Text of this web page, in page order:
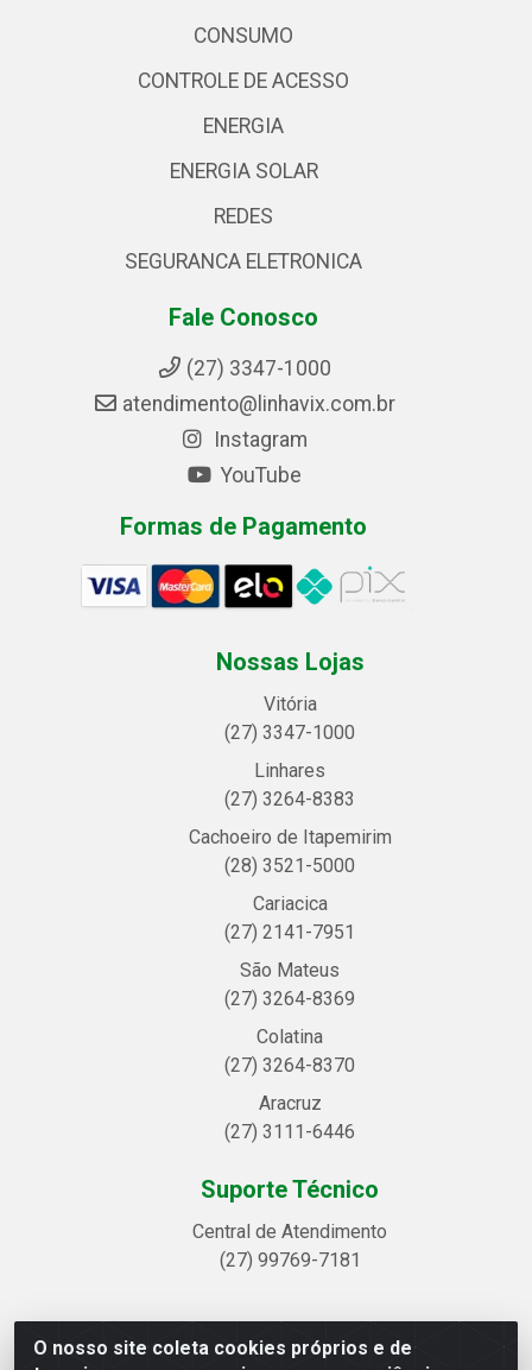
O nosso site coleta cookies próprios e de
CONSUMO
CONTROLE DE ACESSO
ENERGIA
ENERGIA SOLAR
REDES
SEGURANCA ELETRONICA
Fale Conosco
(27) 3347-1000
atendimento@linhavix.com.br
Instagram
YouTube
Formas de Pagamento
Nossas Lojas
Vitória
(27) 3347-1000
Linhares
(27) 3264-8383
Cachoeiro de Itapemirim
(28) 3521-5000
Cariacica
(27) 2141-7951
São Mateus
(27) 3264-8369
Colatina
(27) 3264-8370
Aracruz
(27) 3111-6446
Suporte Técnico
Central de Atendimento
(27) 99769-7181
Linhavix Distribuidora LTDA - Avenida Alegre, 2521 -